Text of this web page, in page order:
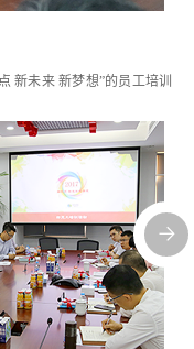
新未来 新梦想”的员工培训